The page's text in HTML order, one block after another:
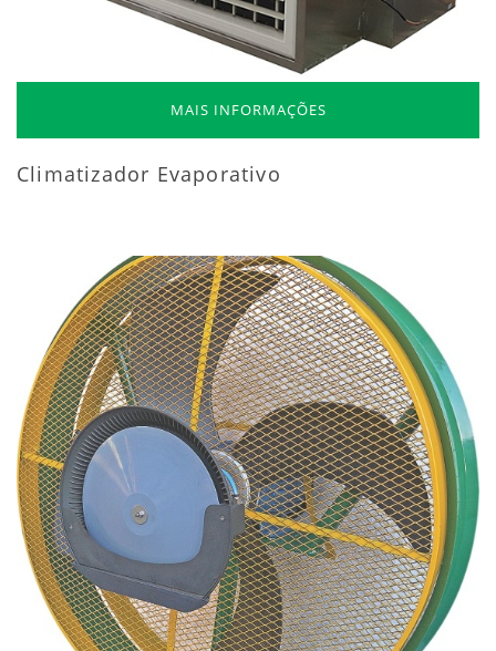
MAIS INFORMAÇÕES
Climatizador Evaporativo